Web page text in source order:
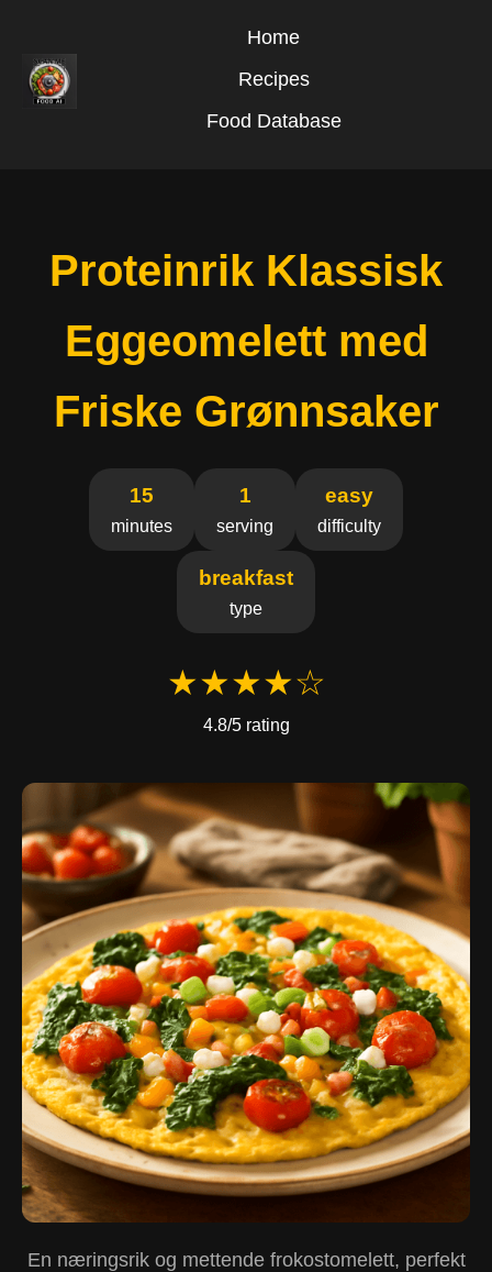
Home
Recipes
Food Database
Proteinrik Klassisk
Eggeomelett med
Friske Grønnsaker
15
minutes
1
serving
easy
difficulty
breakfast
type
★★★★☆
4.8/5 rating
En næringsrik og mettende frokostomelett, perfekt